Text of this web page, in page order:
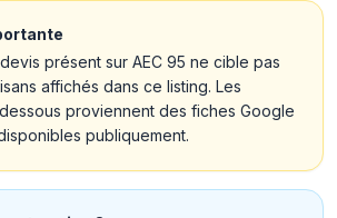
présent sur AEC 95 ne cible pas
affichés dans ce listing. Les
proviennent des fiches Google
publiquement.